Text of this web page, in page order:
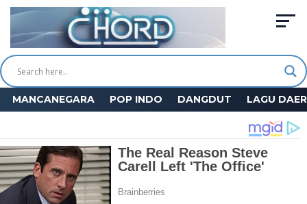
MANCANEGARA POP INDO DANGDUT LAGU